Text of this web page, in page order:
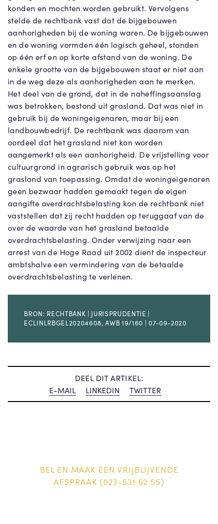
konden en mochten worden gebruikt. Vervolgens
stelde de rechtbank vast dat de bijgebouwen
aanhorigheden bij de woning waren. De bijgebouwen
en de woning vormden één logisch geheel, stonden
op één erf en op korte afstand van de woning. De
enkele grootte van de bijgebouwen staat er niet aan
in de weg deze als aanhorigheden aan te merken.
Het deel van de grond, dat in de naheffingsaanslag
was betrokken, bestond uit grasland. Dat was niet in
gebruik bij de woningeigenaren, maar bij een
landbouwbedrijf. De rechtbank was daarom van
oordeel dat het grasland niet kon worden
aangemerkt als een aanhorigheid. De vrijstelling voor
cultuurgrond in agrarisch gebruik was op het
grasland van toepassing. Omdat de woningeigenaren
geen bezwaar hadden gemaakt tegen de eigen
aangifte overdrachtsbelasting kon de rechtbank niet
vaststellen dat zij recht hadden op teruggaaf van de
over de waarde van het grasland betaalde
overdrachtsbelasting. Onder verwijzing naar een
arrest van de Hoge Raad uit 2002 dient de inspecteur
ambtshalve een vermindering van de betaalde
overdrachtsbelasting te verlenen.
BRON: RECHTBANK | JURISPRUDENTIE |
ECLINLRBGEL20204608, AWB 19/160 | 07-09-2020
DEEL DIT ARTIKEL:
E-MAIL
LINKEDIN TWITTER
BEL EN MAAK EEN VRIJBLIJVENDE
AFSPRAAK (023-531 62 55)